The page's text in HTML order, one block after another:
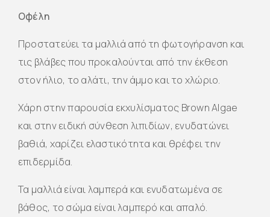
Οφέλη
Προστατεύει τα μαλλιά από τη φωτογήρανση και
τις βλάβες που προκαλούνται από την έκθεση
στον ήλιο, το αλάτι, την άμμο και το χλώριο.
Χάρη στην παρουσία εκχυλίσματος Brown Algae
και στην ειδική σύνθεση λιπιδίων, ενυδατώνει
βαθιά, χαρίζει ελαστικότητα και θρέφει την
επιδερμίδα.
Τα μαλλιά είναι λαμπερά και ενυδατωμένα σε
βάθος, το σώμα είναι λαμπερό και απαλό.